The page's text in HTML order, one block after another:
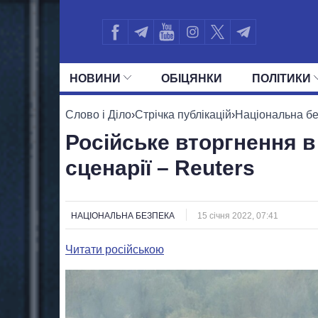
НОВИНИ ОБIЦЯНКИ ПОЛIТИКИ
УСІ ПОЛІТИКИ ПРЕЗИДЕНТ І
Слово і Діло›Стрічка публікацій›Національна
Російське вторгнення
сценарії – Reuters
НАЦІОНАЛЬНА БЕЗПЕКА 15 січня 2022, 07:41
Читати російською